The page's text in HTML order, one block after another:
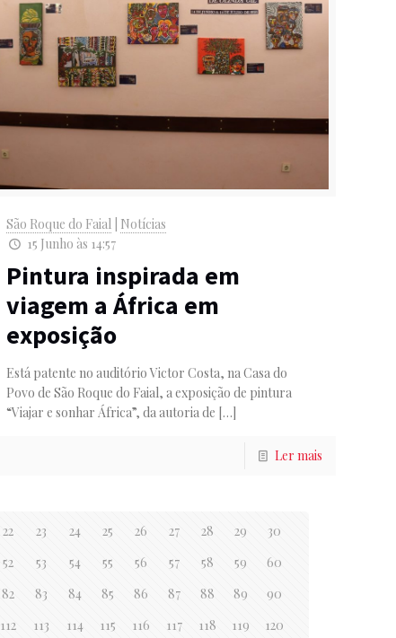
São Roque do Faial| Notícias
15 Junho às 14:57
Pintura inspirada em
viagem a África em
exposição
Está patente no auditório Victor Costa, na Casa do
Povo de São Roque do Faial, a exposição de pintura
“Viajar e sonhar África”, da autoria de […]
Ler mais
22 23 24 25 26 27 28 29
30
52 53 54 55 56 57 58 59
60
82 83 84 85 86 87 88 89
90
112 113 114 115 116 117 118 119 120